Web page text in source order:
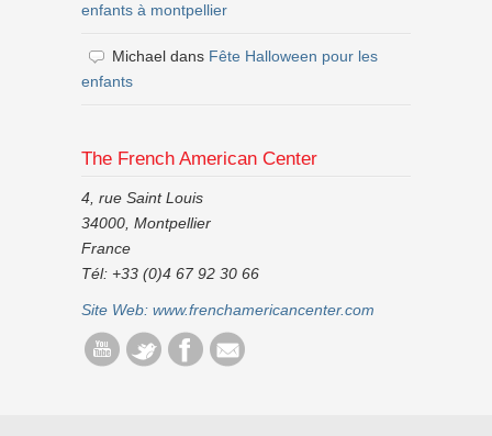
enfants à montpellier
Michael dans Fête Halloween pour les
enfants
The French American Center
4, rue Saint Louis
34000, Montpellier
France
Tél: +33 (0)4 67 92 30 66
Site Web: www.frenchamericancenter.com